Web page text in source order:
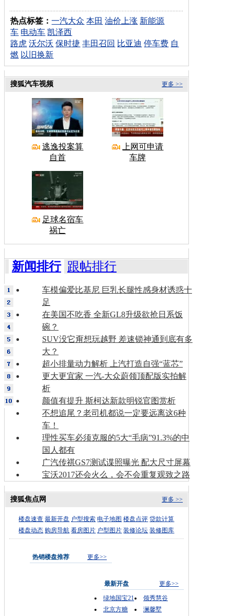
热点标签：一汽大众 本田 油价上涨 新能源
车 电动车 凯泽西
路虎 沃尔沃 保时捷 丰田召回 比亚迪 停车费 自
燃 以旧换新
更多 >>
搜狐汽车视频
逃逸投案算
自首
上网可申请
车牌
足球名宿车
祸亡
新闻排行 跟帖排行
车模偏爱比基尼 巨乳长腿性感身材诱惑十
足
在美国不吃香 全新GL8升级欲抢日系饭
碗？
SUV没它甭想玩越野 差速锁神通到底有多
大？
超小排量动力解析 上汽打造自强“蓝芯”
更大更宜家 一汽-大众蔚领顶配版实拍解
析
颜值有提升 斯柯达新款明锐官图赏析
不想追尾？老司机都说一定要远离这6种
车！
理性买车必须克服的5大“毛病”91.3%的中
国人都有
广汽传祺GS7测试谍照曝光 配大尺寸屏幕
宝沃2017还会火么，会不会重复观致之路
更多 >>
搜狐焦点网
楼盘速查 最新开盘 户型搜索 电子地图 楼盘点评 贷款计算
楼盘动态 购房导航 看房图片 户型图片 装修论坛 装修图库
热销楼盘推荐 更多>>
最新开盘
更多>>
绿地国宝21
领秀慧谷
北京方糖
澜馨墅